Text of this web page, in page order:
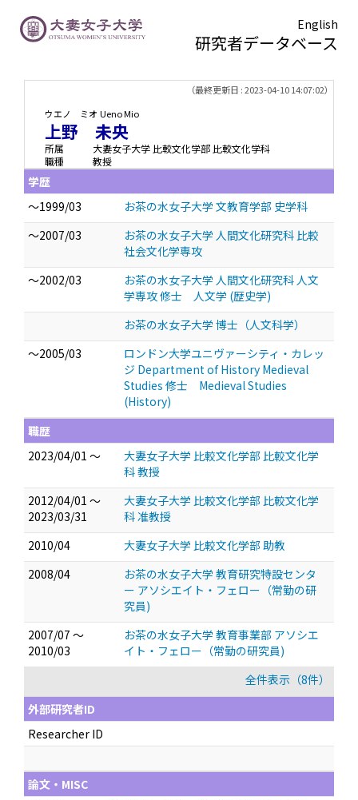
English
研究者データベース
（最終更新日 : 2023-04-10 14:07:02）
ウエノ ミオ Ueno Mio
上野 未央
所属
大妻女子大学 比較文化学部 比較文化学科
職種
教授
学歴
～1999/03
お茶の水女子大学 文教育学部 史学科
～2007/03
お茶の水女子大学 人間文化研究科 比較
社会文化学専攻
～2002/03
お茶の水女子大学 人間文化研究科 人文
学専攻 修士 人文学 (歴史学)
お茶の水女子大学 博士（人文科学）
～2005/03
ロンドン大学ユニヴァーシティ・カレッ
ジ Department of History Medieval
Studies 修士 Medieval Studies
(History)
職歴
2023/04/01 ～
大妻女子大学 比較文化学部 比較文化学
科 教授
2012/04/01 ～
2023/03/31
大妻女子大学 比較文化学部 比較文化学
科 准教授
2010/04
大妻女子大学 比較文化学部 助教
2008/04
お茶の水女子大学 教育研究特設センタ
ー アソシエイト・フェロー（常勤の研
究員)
2007/07 ～
2010/03
お茶の水女子大学 教育事業部 アソシエ
イト・フェロー（常勤の研究員)
全件表示（8件）
外部研究者ID
Researcher ID
論文・MISC